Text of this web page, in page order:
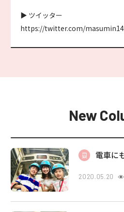
▶ ツイッター
https://twitter.com/
New
電車に
2020.05.20